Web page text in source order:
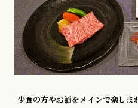
少食の方やお酒をメインで楽し